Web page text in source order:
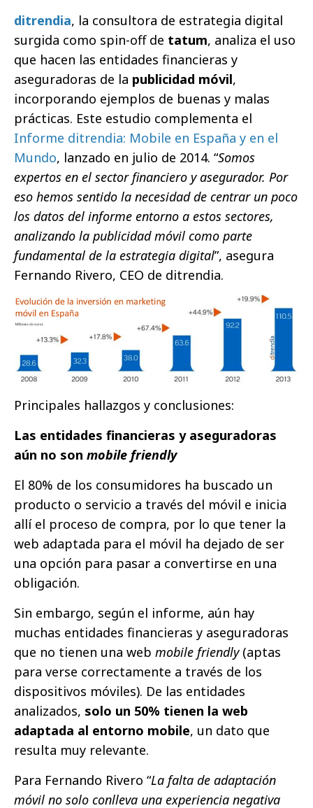
ditrendia, la consultora de estrategia digital
surgida como spin-off de tatum, analiza el uso
que hacen las entidades financieras y
aseguradoras de la publicidad móvil,
incorporando ejemplos de buenas y malas
prácticas. Este estudio complementa el
Informe ditrendia: Mobile en España y en el
Mundo, lanzado en julio de 2014. “Somos
expertos en el sector financiero y asegurador. Por
eso hemos sentido la necesidad de centrar un poco
los datos del informe entorno a estos sectores,
analizando la publicidad móvil como parte
fundamental de la estrategia digital”, asegura
Fernando Rivero, CEO de ditrendia.
Principales hallazgos y conclusiones:
Las entidades financieras y aseguradoras
aún no son mobile friendly
El 80% de los consumidores ha buscado un
producto o servicio a través del móvil e inicia
allí el proceso de compra, por lo que tener la
web adaptada para el móvil ha dejado de ser
una opción para pasar a convertirse en una
obligación.
Sin embargo, según el informe, aún hay
muchas entidades financieras y aseguradoras
que no tienen una web mobile friendly(aptas
para verse correctamente a través de los
dispositivos móviles). De las entidades
analizados, solo un 50% tienen la web
adaptada al entorno mobile, un dato que
resulta muy relevante.
Para Fernando Rivero “La falta de adaptación
móvil no solo conlleva una experiencia negativa